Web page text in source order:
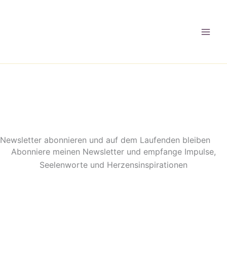
Newsletter abonnieren und auf dem Laufenden bleiben
Abonniere meinen Newsletter und empfange Impulse,
Seelenworte und Herzensinspirationen